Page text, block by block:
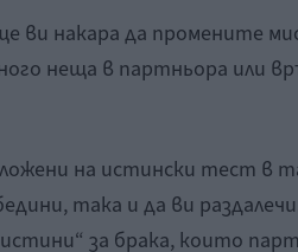
ви накара да промените
неща в партньора или
на истински тест в
така и да ви
за брака, които